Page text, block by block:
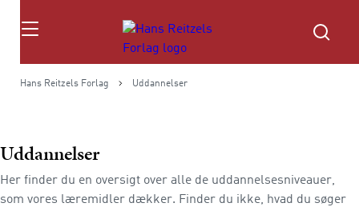
Søg
Hans Reitzels Forlag Uddannelser
Uddannelser
Her finder du en oversigt over alle de uddannelsesniveauer,
som vores læremidler dækker. Finder du ikke, hvad du søger